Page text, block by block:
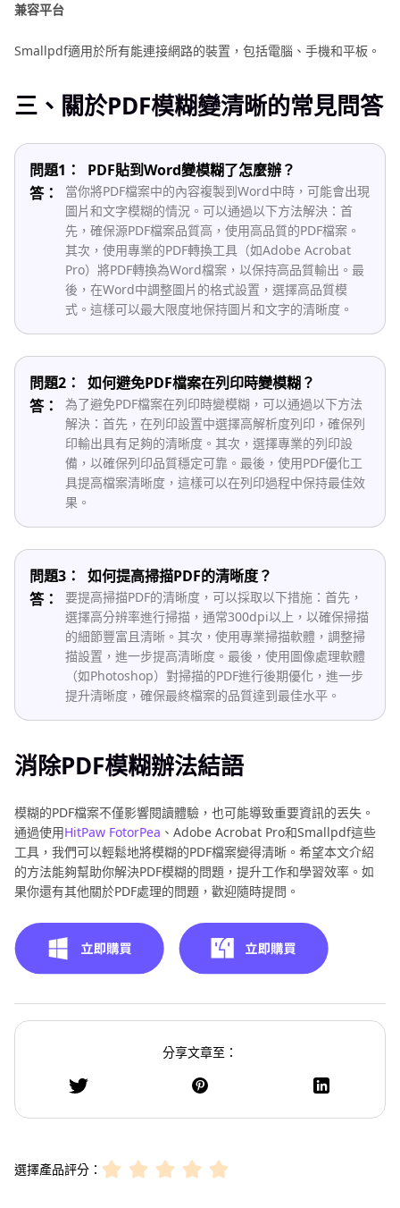
兼容平台
Smallpdf適用於所有能連接網路的裝置，包括電腦、手機和平板。
三、關於PDF模糊變清晰的常見問答
問題1：
PDF貼到Word變模糊了怎麼辦？
答：
當你將PDF檔案中的內容複製到Word中時，可能會出現
圖片和文字模糊的情況。可以通過以下方法解決：首
先，確保源PDF檔案品質高，使用高品質的PDF檔案。
其次，使用專業的PDF轉換工具（如Adobe Acrobat
Pro）將PDF轉換為Word檔案，以保持高品質輸出。最
後，在Word中調整圖片的格式設置，選擇高品質模
式。這樣可以最大限度地保持圖片和文字的清晰度。
問題2：
如何避免PDF檔案在列印時變模糊？
答：
為了避免PDF檔案在列印時變模糊，可以通過以下方法
解決：首先，在列印設置中選擇高解析度列印，確保列
印輸出具有足夠的清晰度。其次，選擇專業的列印設
備，以確保列印品質穩定可靠。最後，使用PDF優化工
具提高檔案清晰度，這樣可以在列印過程中保持最佳效
果。
問題3：
如何提高掃描PDF的清晰度？
答：
要提高掃描PDF的清晰度，可以採取以下措施：首先，
選擇高分辨率進行掃描，通常300dpi以上，以確保掃描
的細節豐富且清晰。其次，使用專業掃描軟體，調整掃
描設置，進一步提高清晰度。最後，使用圖像處理軟體
（如Photoshop）對掃描的PDF進行後期優化，進一步
提升清晰度，確保最終檔案的品質達到最佳水平。
消除PDF模糊辦法結語
模糊的PDF檔案不僅影響閱讀體驗，也可能導致重要資訊的丟失。
通過使用HitPaw FotorPea 、Adobe Acrobat Pro和Smallpdf這些
工具，我們可以輕鬆地將模糊的PDF檔案變得清晰。希望本文介紹
的方法能夠幫助你解決PDF模糊的問題，提升工作和學習效率。如
果你還有其他關於PDF處理的問題，歡迎隨時提問。
分享文章至：
選擇產品評分：